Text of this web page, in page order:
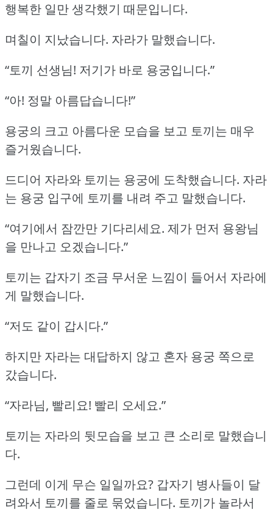
행복한 일만 생각했기 때문입니다.
며칠이 지났습니다. 자라가 말했습니다.
“토끼 선생님! 저기가 바로 용궁입니다.”
“아! 정말 아름답습니다!”
용궁의 크고 아름다운 모습을 보고 토끼는 매우
즐거웠습니다.
드디어 자라와 토끼는 용궁에 도착했습니다. 자라
는 용궁 입구에 토끼를 내려 주고 말했습니다.
“여기에서 잠깐만 기다리세요. 제가 먼저 용왕님
을 만나고 오겠습니다.”
토끼는 갑자기 조금 무서운 느낌이 들어서 자라에
게 말했습니다.
“저도 같이 갑시다.”
하지만 자라는 대답하지 않고 혼자 용궁 쪽으로
갔습니다.
“자라님, 빨리요! 빨리 오세요.”
토끼는 자라의 뒷모습을 보고 큰 소리로 말했습니
다.
그런데 이게 무슨 일일까요? 갑자기 병사들이 달
려와서 토끼를 줄로 묶었습니다. 토끼가 놀라서